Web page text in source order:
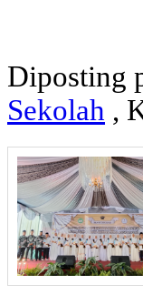
Diposting
Sekolah ,